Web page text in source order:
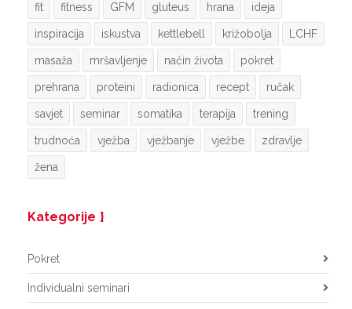
fit fitness GFM gluteus hrana ideja
inspiracija iskustva kettlebell križobolja LCHF
masaža mršavljenje način života pokret
prehrana proteini radionica recept ručak
savjet seminar somatika terapija trening
trudnoća vježba vježbanje vježbe zdravlje
žena
Kategorije
Pokret
Individualni seminari